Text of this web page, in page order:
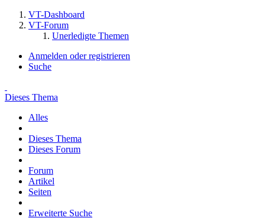
VT-Dashboard
VT-Forum
Unerledigte Themen
Anmelden oder registrieren
Suche
Dieses Thema
Alles
Dieses Thema
Dieses Forum
Forum
Artikel
Seiten
Erweiterte Suche